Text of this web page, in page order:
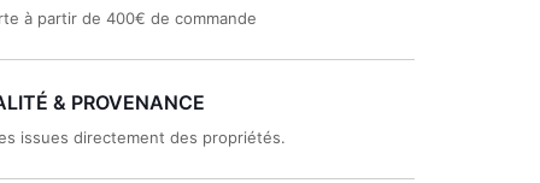
à partir de 400€ de commande
& PROVENANCE
issues directement des propriétés.